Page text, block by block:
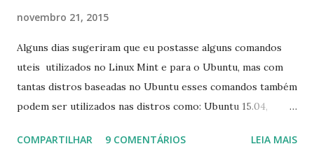
novembro 21, 2015
Alguns dias sugeriram que eu postasse alguns comandos
uteis utilizados no Linux Mint e para o Ubuntu, mas com
tantas distros baseadas no Ubuntu esses comandos também
podem ser utilizados nas distros como: Ubuntu 15.04,
Linux Mint 17, Pinguy OS 14.04, Elementary OS 0.3, Deepin
COMPARTILHAR 9 COMENTÁRIOS LEIA MAIS